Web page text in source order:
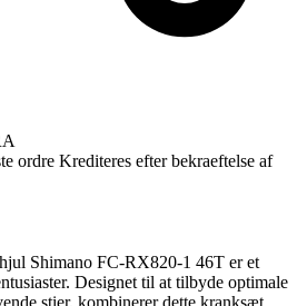
ordre Krediteres efter bekraeftelse af
Shimano FC-RX820-1 46T er et
Designet til at tilbyde optimale
stier, kombinerer dette kranksæt